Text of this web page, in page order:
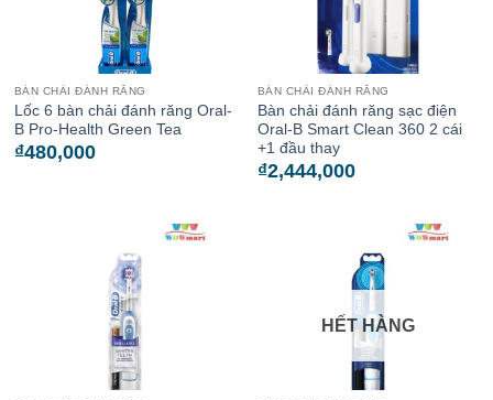
BÀN CHẢI ĐÁNH RĂNG
Lốc 6 bàn chải đánh răng Oral-
B Pro-Health Green Tea
₫480,000
BÀN CHẢI ĐÁNH RĂNG
Bàn chải đánh răng sạc điện
Oral-B Smart Clean 360 2 cái
+1 đầu thay
₫2,444,000
HẾT HÀNG